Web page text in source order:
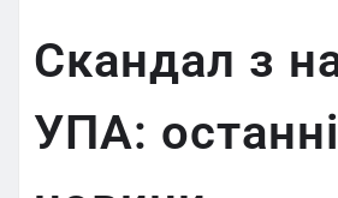
Скандал з
УПА: останні